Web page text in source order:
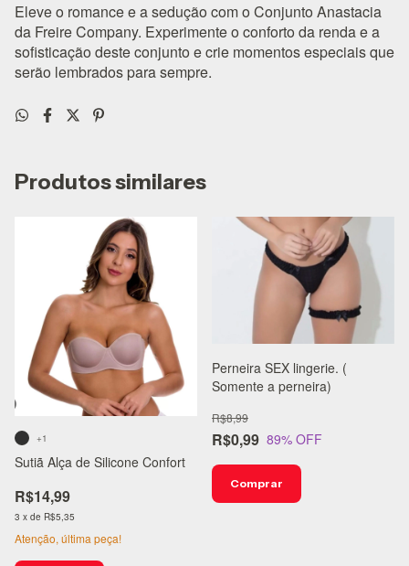
Eleve o romance e a sedução com o Conjunto Anastacia
da Freire Company. Experimente o conforto da renda e a
sofisticação deste conjunto e crie momentos especiais que
serão lembrados para sempre.
Produtos similares
Sutiã Alça de Silicone Confort
R$14,99
3 x de R$5,35
Atenção, última peça!
+1
Perneira SEX lingerie. (
Somente a perneira)
R$0,99
R$8,99
89% OFF
Comprar